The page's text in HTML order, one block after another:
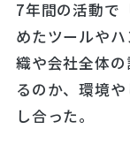
7年間の活動で
めたツールや
織や会社全体
るのか、環境
し合った。